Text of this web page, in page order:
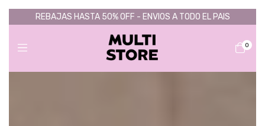
REBAJAS HASTA 50% OFF - ENVIOS A TODO EL PAIS
0